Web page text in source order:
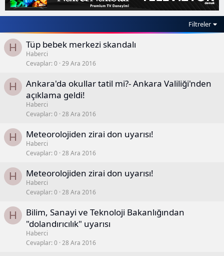
Filtreler
H Tüp bebek merkezi skandalı
Haberci
Cevaplar 0 29 Ara 2016
H
Ankara'da okullar tatil mi?- Ankara Valiliği'nden
açıklama geldi!
Haberci
Cevaplar 0 28 Ara 2016
H Meteorolojiden zirai don uyarısı!
Haberci
Cevaplar 0 28 Ara 2016
H Meteorolojiden zirai don uyarısı!
Haberci
Cevaplar 0 28 Ara 2016
H
Bilim, Sanayi ve Teknoloji Bakanlığından
"dolandırıcılık" uyarısı
Haberci
Cevaplar 0 28 Ara 2016